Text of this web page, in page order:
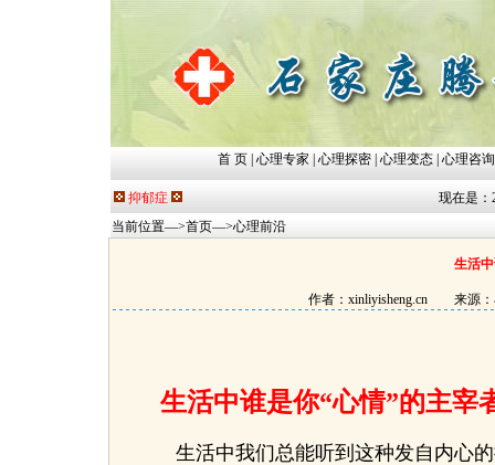
首 页| 心理专家 |心理探密|心理变态|心理咨询
抑郁症
现在是：
当前位置—>首页—>心理前沿
生活
作者：xinliyisheng.cn 来源
生活中谁是你“心情”的主宰
生活中我们总能听到这种发自内心